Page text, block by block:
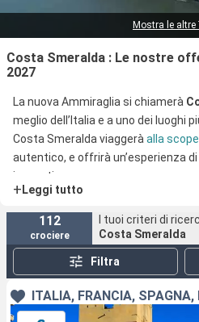
Costa Smeralda : Le nostre
2027
La nuova Ammiraglia si chiamerà
meglio dell’Italia e a uno dei luoghi
Costa Smeralda viaggerà alla
autentico, e offrirà un’esperienza
innovativa.
+ Leggi tutto
Mostra le
112
crociere
I tuoi criteri di
Costa Smeralda
Filtra
ITALIA, FRANCIA, SPAGNA,